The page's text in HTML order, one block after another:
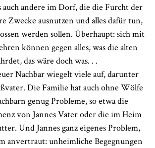
auch andere im Dorf, die die Furcht der
Zwecke ausnutzen und alles dafür tun,
werden sollen. Überhaupt: sich mit
können gegen alles, was die alten
das wäre doch was. . .
Nachbar wiegelt viele auf, darunter
Die Familie hat auch ohne Wölfe
genug Probleme, so etwa die
von Jannes Vater oder die im Heim
Und Jannes ganz eigenes Problem,
anvertraut: unheimliche Begegnungen